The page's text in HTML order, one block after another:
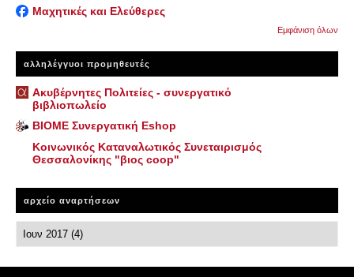
Μαχητικές και Ελεύθερες
Εμφάνιση όλων
αλληλέγγυοι προμηθευτές
Ακυβέρνητες Πολιτείες - συνεργατικό
βιβλιοπωλείο
ΒΙΟΜΕ Συνεργατική Eshop
Κοινωνικός Καταναλωτικός Συνεταιρισμός
Θεσσαλονίκης "βιος coop"
αρχείο αναρτήσεων